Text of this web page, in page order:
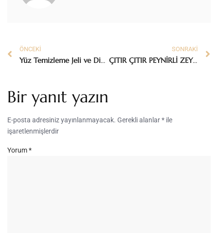
ÖNCEKI
Yüz Temizleme Jeli ve Diğer Cilt Temizlik Ürünleri Hakkında Bilmeniz Gerekenler
SONRAKI
ÇITIR ÇITIR PEYNİRLİ ZEYTİNLİ POĞAÇA
Bir yanıt yazın
E-posta adresiniz yayınlanmayacak. Gerekli alanlar* ile
işaretlenmişlerdir
Yorum*